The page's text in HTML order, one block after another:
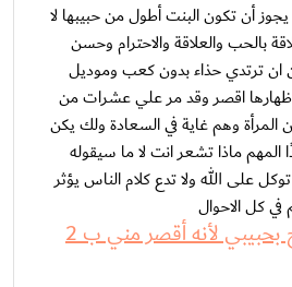
أن تكون البنت أطول من حبيبها لا
بالحب والعلاقة والاحترام وحسن
ان ترتدي حذاء بدون كعب وموديل
اقصر وقد مر علي عشرات من
المرأة وهم غاية في السعادة ولك يكن
المهم ماذا تشعر انت لا ما سيقوله
على الله ولا تدع كلام الناس يؤثر
كل الاحوال
هل أرفض الزواج بحبيبي لأنه أقصر مني ب 2